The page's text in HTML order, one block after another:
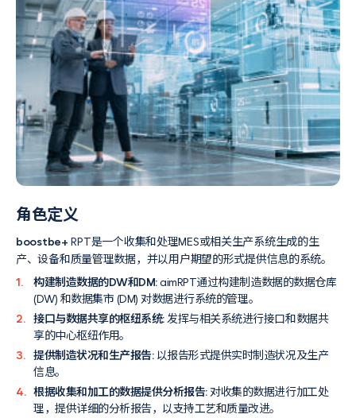
角色定义
boostbe+ RPT是一个收集和处理MES或相关生产系统生成的生
产、设备和质量管理数据，并以用户期望的形式提供信息的系统。
1.
构建制造数据的DW和DM:aimRPT通过构建制造数据的数据仓库
(DW) 和数据集市 (DM) 对数据进行系统的管理。
2.
接口与数据共享的枢纽系统:发挥与相关系统进行接口和数据共
享的中心枢纽作用。
3.
提供制造状况和生产报告:以报告形式提供实时制造状况及生产
信息。
4.
根据收集和加工的数据提供分析报告:对收集的数据进行加工处
理，提供详细的分析报告，以支持工艺和质量改进。